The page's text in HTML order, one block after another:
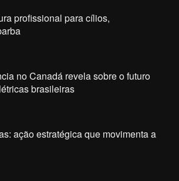
profissional para cílios,
no Canadá revela sobre o futuro
brasileiras
ação estratégica que movimenta a